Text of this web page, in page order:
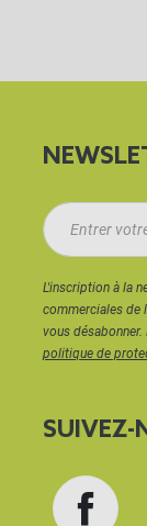
L'inscription à la
commerciales de
vous
politique de
SUIVEZ-